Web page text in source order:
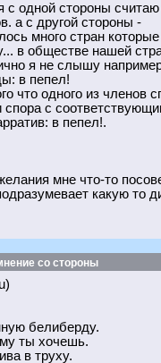
с одной стороны
а с другой стороны -
много стран
в обществе нашей
я не слышу
в пепел!
что одного из
спора с
в пепел!.
мне что-то
какую то
со стороны
белиберду.
ты хочешь.
в труху.